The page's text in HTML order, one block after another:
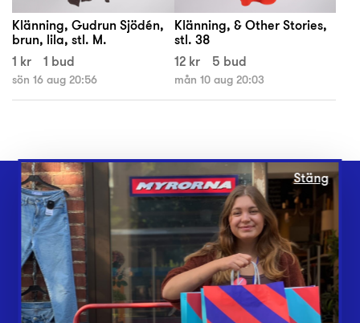
Klänning, Gudrun Sjödén,
brun, lila, stl. M.
1 kr
1 bud
sön 16 aug 20:56
Klänning, & Other Stories,
stl. 38
12 kr
5 bud
mån 10 aug 20:03
Webbshop
Butiker
Lämna in
Vårt överskott
Stäng